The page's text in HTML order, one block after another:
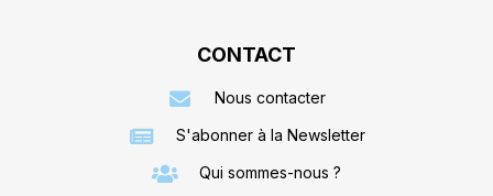
CONTACT
Nous contacter
S'abonner à la Newsletter
Qui sommes-nous ?